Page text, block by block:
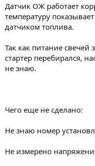
Датчик ОЖ работает
температуру
датчиком топлива.
Так как питание свечей
стартер перебирался,
не знаю.
Чего еще не сделано:
Не знаю номер
Не измерено